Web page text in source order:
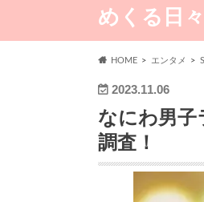
めくる日々
HOME エンタメ
2023.11.06
なにわ男子
調査！